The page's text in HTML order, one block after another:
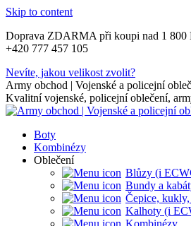
Skip to content
Doprava ZDARMA při koupi nad 1 800
+420 777 457 105
Nevíte, jakou velikost zvolit?
Army obchod | Vojenské a policejní
Kvalitní vojenské, policejní oblečení,
Boty
Kombinézy
Oblečení
Blůzy (i
Bundy a
Čepice,
Kalhoty (i
Kombinézy